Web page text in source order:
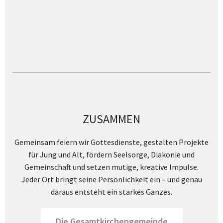
ZUSAMMEN
Gemeinsam feiern wir Gottesdienste, gestalten Projekte
für Jung und Alt, fördern Seelsorge, Diakonie und
Gemeinschaft und setzen mutige, kreative Impulse.
Jeder Ort bringt seine Persönlichkeit ein – und genau
daraus entsteht ein starkes Ganzes.